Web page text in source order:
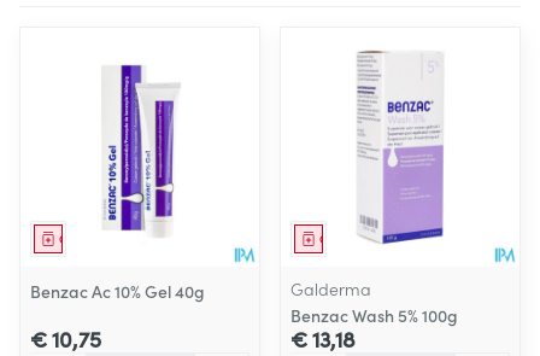
Geneesmiddel
Benzac Ac 10% Gel 40g
€ 10,75
Geneesmiddel
Galderma
Benzac Wash 5% 100g
€ 13,18